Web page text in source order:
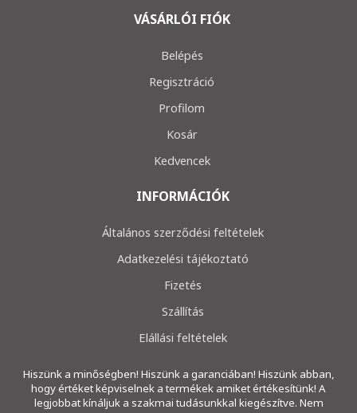
VÁSÁRLÓI FIÓK
Belépés
Regisztráció
Profilom
Kosár
Kedvencek
INFORMÁCIÓK
Általános szerződési feltételek
Adatkezelési tájékoztató
Fizetés
Szállítás
Elállási feltételek
Hiszünk a minőségben! Hiszünk a garanciában! Hiszünk abban,
hogy értéket képviselnek a termékek amiket értékesítünk! A
legjobbat kínáljuk a szakmai tudásunkkal kiegészítve. Nem